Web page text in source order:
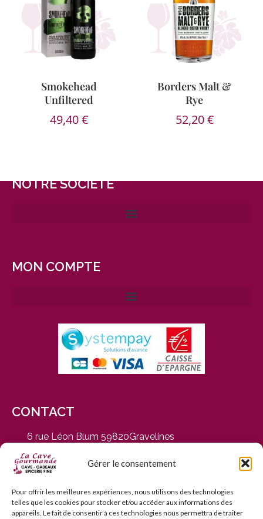
Gérer le consentement
Pour offrir les meilleures expériences, nous utilisons des technologies
telles que les cookies pour stocker et/ou accéder aux informations des
appareils. Le fait de consentir à ces technologies nous permettra de traiter
Smokehead
Unfiltered
49,40€
Borders Malt &
Rye
52,20€
NOTRE SOCIÉTÉ
MON COMPTE
CONTACT
6 rue Léon Blum 59820Gravelines
du Mardi au Samedi, de 9h30 à 12h30 et de 14h30 à
19h
03 28 65 01 92
contact@cavegourmande.fr
www.cavegourmande.fr